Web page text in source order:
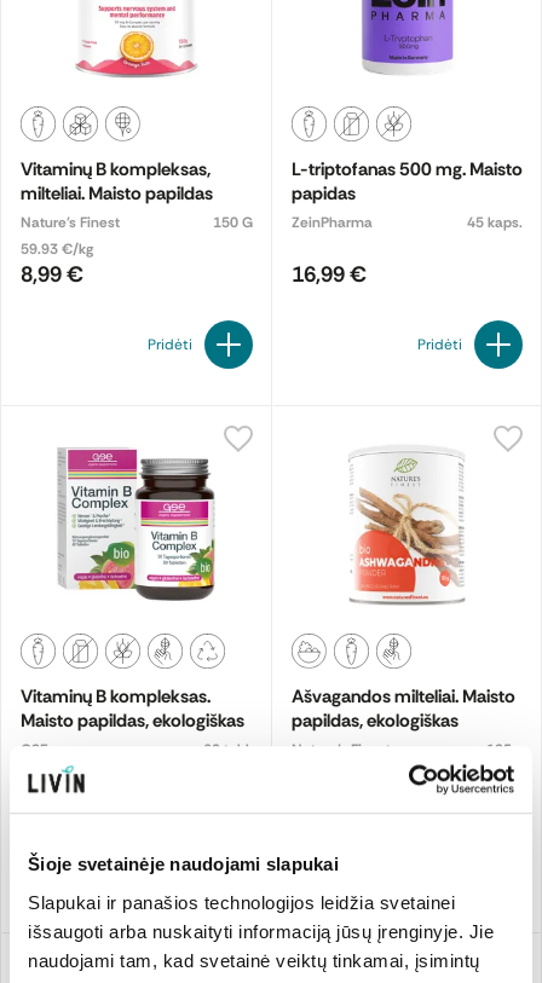
Šioje svetainėje naudojami slapukai
Slapukai ir panašios technologijos leidžia svetainei
išsaugoti arba nuskaityti informaciją jūsų įrenginyje. Jie
naudojami tam, kad svetainė veiktų tinkamai, įsimintų
Vitaminų B kompleksas,
milteliai. Maisto papildas
Nature's Finest
150 G
59.93 €/kg
8,99 €
Pridėti
L-triptofanas 500 mg. Maisto
papidas
ZeinPharma 45 kaps.
16,99 €
Pridėti
Vitaminų B kompleksas.
Maisto papildas, ekologiškas
GSE 60 tabl.
32,99 €
Pridėti
Ašvagandos milteliai. Maisto
papildas, ekologiškas
Nature's Finest
125 g